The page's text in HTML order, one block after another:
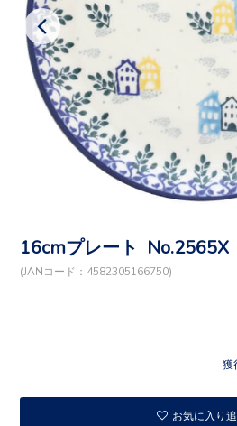
16cmプレート No.2565X
(JANコード：4582305166750)
獲
お気に入り